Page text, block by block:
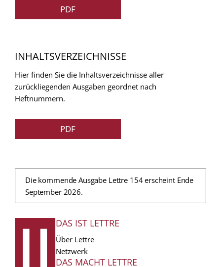
PDF
INHALTSVERZEICHNISSE
Hier finden Sie die Inhaltsverzeichnisse aller
zurückliegenden Ausgaben geordnet nach
Heftnummern.
PDF
Die kommende Ausgabe Lettre 154 erscheint Ende
September 2026.
FUSSZEILE
DAS IST LETTRE
Über Lettre
Netzwerk
DAS MACHT LETTRE